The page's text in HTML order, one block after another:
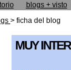
blogs + visto
> ficha del blog
MUY